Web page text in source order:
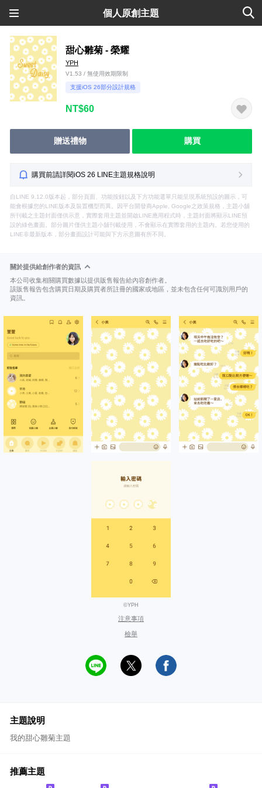
個人原創主題
甜心雛菊 - 榮耀
YPH
V1.53 / 無使用效期限制
支援iOS 26部分設計規格
NT$60
贈送禮物 購買
購買前請詳閱iOS 26 LINE主題規格說明
自LINE 9.12.0版本起，部分頁面、功能按鈕以及下方功能選單只能呈現系統預設的圖示，可
能會根據您的LINE版本及裝置機型而異。因平台開發商Apple, Google之政策規格，主題小舖
所刊載之主題封面僅供示意，實際套用主題並開啟LINE應用程式時，主題封面將顯示LINE預
設的綠色畫面。部分圖片僅供主題小舖刊載使用，不會顯示在實際套用的主題內。若您使用的
LINE非最新版本，部分畫面設計可能與下方示意圖有所不同。
關於提供給創作者的資訊
本公司收集相關購買數據以提供販售報告給內容創作者。
該販售報告包含購買日期及購買者所註冊的國家或地區，並未包含任何可識別用戶的
資訊。
©YPH
注意事項
檢舉
主題說明
我的甜心雛菊主題
推薦主題